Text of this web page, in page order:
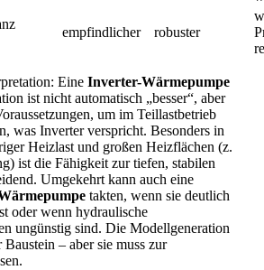
empfindlicher robuster
Eine Inverter-Wärmepumpe
ist nicht automatisch „besser“, aber
um im Teillastbetrieb
was Inverter verspricht. Besonders in
Heizlast und großen Heizflächen (z.
ist die Fähigkeit zur tiefen, stabilen
Umgekehrt kann auch eine
takten, wenn sie deutlich
oder wenn hydraulische
ungünstig sind. Die Modellgeneration
Baustein – aber sie muss zur